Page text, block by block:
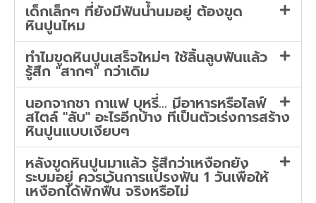
เด็กเล็กๆ ที่ยังมีฟันน้ำนมอยู่ ต้องขูด
หินปูนไหม
ทำไมขูดหินปูนเสร็จใหม่ๆ ใช้ลิ้นลูบฟันแล้ว
รู้สึก "สากๆ" กว่าเดิม
นอกจากชา กาแฟ บุหรี่... มีอาหารหรือไลฟ์
สไตล์ "ลับ" อะไรอีกบ้าง ที่เป็นตัวเร่งการสร้าง
หินปูนแบบเงียบๆ
หลังขูดหินปูนมาแล้ว รู้สึกว่าเหงือกยัง
ระบมอยู่ ควรเว้นการแปรงฟัน 1 วันเพื่อให้
เหงือกได้พักฟื้น จริงหรือไม่